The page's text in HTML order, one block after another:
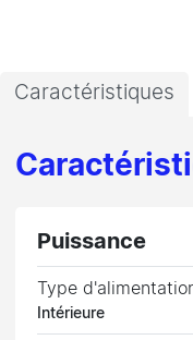
Caractéristiques
Puissance
Type
Intérieure